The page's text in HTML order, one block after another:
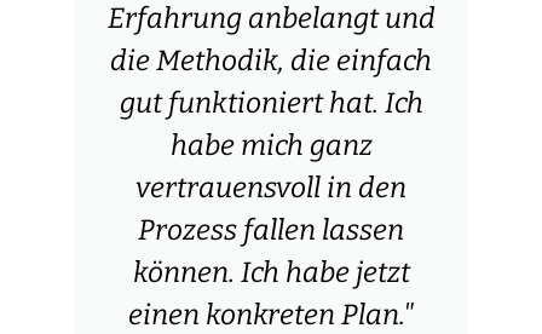
Erfahrung anbelangt und
die Methodik, die einfach
gut funktioniert hat. Ich
habe mich ganz
vertrauensvoll in den
Prozess fallen lassen
können. Ich habe jetzt
einen konkreten Plan."